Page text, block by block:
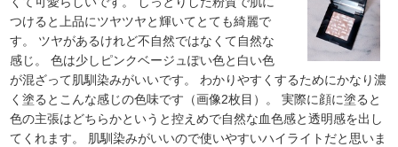
つけると上品にツヤツヤと輝いてとても綺麗で
す。 ツヤがあるけれど不自然ではなくて自然な
感じ。 色は少しピンクベージュぽい色と白い色
が混ざって肌馴染みがいいです。 わかりやすくするためにかなり濃
く塗るとこんな感じの色味です（画像2枚目）。 実際に顔に塗ると
色の主張はどちらかというと控えめで自然な血色感と透明感を出し
てくれます。 肌馴染みがいいので使いやすいハイライトだと思いま